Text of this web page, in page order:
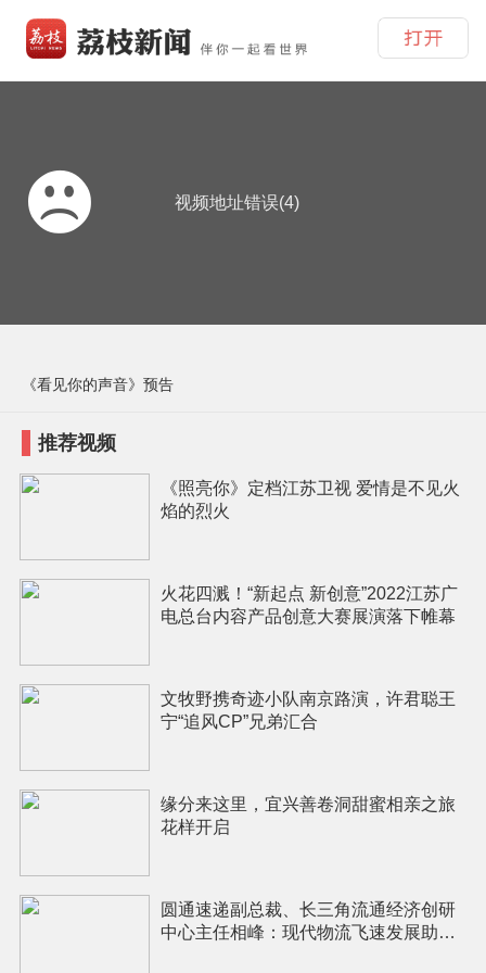
视频地址错误(4)
《看见你的声音》预告
推荐视频
《照亮你》定档江苏卫视 爱情是不见火
焰的烈火
火花四溅！“新起点 新创意”2022江苏广
电总台内容产品创意大赛展演落下帷幕
文牧野携奇迹小队南京路演，许君聪王
宁“追风CP”兄弟汇合
缘分来这里，宜兴善卷洞甜蜜相亲之旅
花样开启
圆通速递副总裁、长三角流通经济创研
中心主任相峰：现代物流飞速发展助